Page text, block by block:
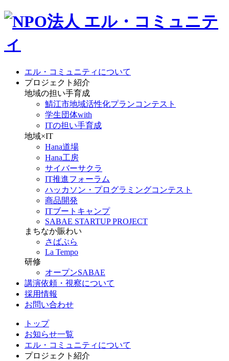
エル・コミュニティについて
プロジェクト紹介
地域の担い手育成
鯖江市地域活性化プランコンテスト
学生団体with
ITの担い手育成
地域×IT
Hana道場
Hana工房
サイバーサクラ
IT推進フォーラム
ハッカソン・プログラミングコンテスト
商品開発
ITブートキャンプ
SABAE STARTUP PROJECT
まちなか賑わい
さばぷら
La Tempo
研修
オープンSABAE
講演依頼・視察について
採用情報
お問い合わせ
トップ
お知らせ一覧
エル・コミュニティについて
プロジェクト紹介